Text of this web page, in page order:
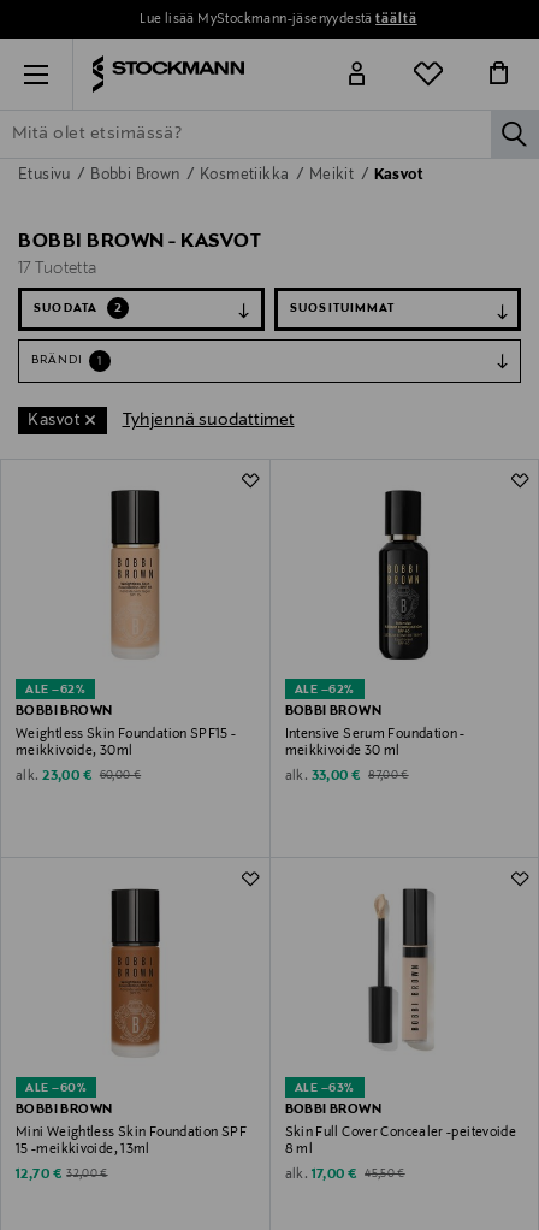
Lue lisää MyStockmann-jäsenyydestätäältä
Menu
ETSI KAIKKI NAISET MIEHET LAPSET KOTI
Etusivu Bobbi Brown Kosmetiikka Meikit Kasvot
BOBBI BROWN - KASVOT
17 Tuotetta
SUODATA 2
BRÄNDI 1
Kasvot Tyhjennä suodattimet
ALE –62%
BOBBI BROWN
Weightless Skin Foundation SPF15 -
meikkivoide, 30ml
alk. Discounted Price
23,00 € Original Price
60,00 €
ALE –62%
BOBBI BROWN
Intensive Serum Foundation -
meikkivoide 30 ml
alk. Discounted Price
33,00 € Original Price
87,00 €
ALE –60%
BOBBI BROWN
Mini Weightless Skin Foundation SPF
15 -meikkivoide, 13ml
Discounted Price
12,70 € Original Price
32,00 €
ALE –63%
BOBBI BROWN
Skin Full Cover Concealer -peitevoide
8 ml
alk. Discounted Price
17,00 € Original Price
45,50 €